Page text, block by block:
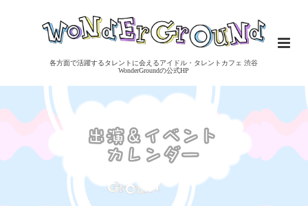
各方面で活躍するタレントに会えるアイドル・タレントカフェ 渋谷
WonderGroundの公式HP